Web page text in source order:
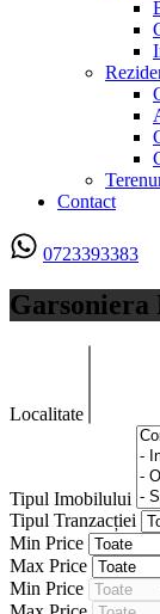
Contact
0723393383
Garsoniera
Localitate
Tipul Imobilului
Tipul Tranzacției
Min Price
Max Price
Min Price